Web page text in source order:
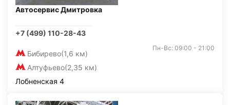
Автосервис Дмитровка
+7 (499) 110-28-43
Бибирево(1,6 км)
Алтуфьево(2,35 км)
Пн-Вс: 09:00 - 21:00
Лобненская 4